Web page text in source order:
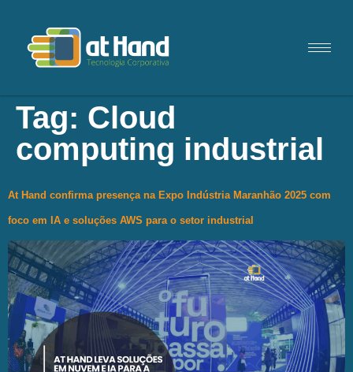
Tag: Cloud
computing industrial
At Hand confirma presença na Expo Indústria Maranhão 2025 com
foco em IA e soluções AWS para o setor industrial